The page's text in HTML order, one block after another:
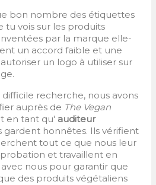
bon nombre des étiquettes
tu vois sur les produits
par la marque elle-
un accord faible et une
un logo à utiliser sur
recherche, nous avons
auprès de The Vegan
en tant qu' auditeur
honnêtes. Ils vérifient
tout ce que nous leur
et travaillent en
nous pour garantir que
des produits végétaliens